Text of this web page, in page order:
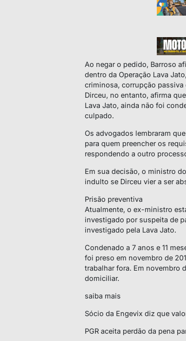
Ao negar o pedido, Barroso
dentro da Operação Lava
criminosa, corrupção passiva
Dirceu, no entanto, afirma
Lava Jato, ainda não foi
culpado.
Os advogados lembraram
para quem preencher os
respondendo a outro
Em sua decisão, o ministro
indulto se Dirceu vier a ser
Prisão preventiva
Atualmente, o ex-ministro
investigado por suspeita de
investigado pela Lava Jato.
Condenado a 7 anos e 11
foi preso em novembro de
trabalhar fora. Em novembro
domiciliar.
saiba mais
Sócio da Engevix diz que
PGR aceita perdão da pena